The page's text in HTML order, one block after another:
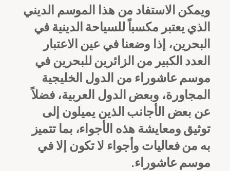
ويمكن الاستفاد من هذا الموسم الديني
الذي يعتبر مكسباً للسياحة الدينية في
البحرين، إذا وضعنا في عين الاعتبار
العدد الكبير من الزائرين للبحرين في
موسم عاشوراء من الدول الخليجية
المجاورة، وبعض الدول العربية، فضلاً
عن بعض الأجانب الذين يميلون إلى
توثيق ومعايشة هذه الأجواء، بما تتميز
به من فعاليات وأجواء لا تكون إلا في
موسم عاشوراء.